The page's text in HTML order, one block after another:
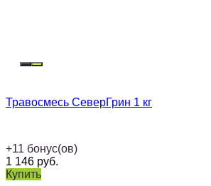
Травосмесь СеверГрин 1 кг
+11 бонус(ов)
1 146 руб.
Купить